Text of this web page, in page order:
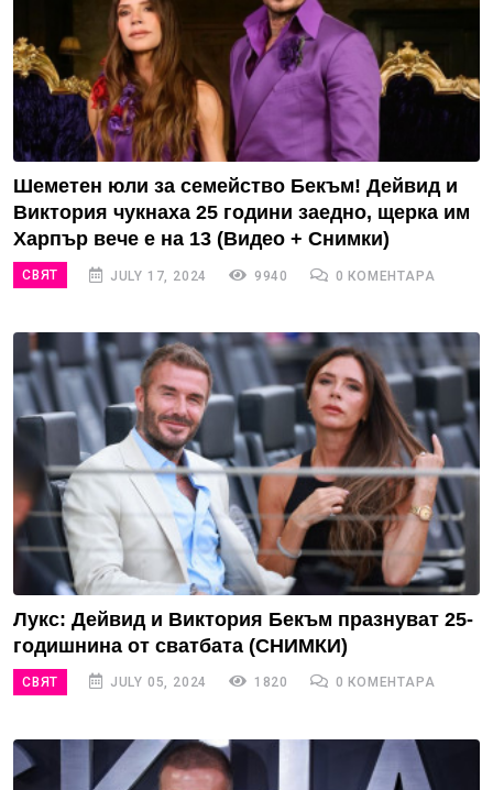
Шеметен юли за семейство Бекъм! Дейвид и
Виктория чукнаха 25 години заедно, щерка им
Харпър вече е на 13 (Видео + Снимки)
СВЯТ JULY 17, 2024 9940 0 КОМЕНТАРА
Лукс: Дейвид и Виктория Бекъм празнуват 25-
годишнина от сватбата (СНИМКИ)
СВЯТ JULY 05, 2024 1820 0 КОМЕНТАРА